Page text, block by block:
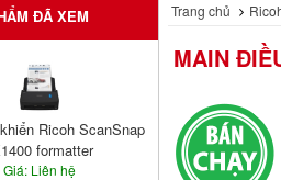
ĐÃ XEM
Ricoh ScanSnap
formatter
Giá: Liên hệ
Trang chủ
MAIN